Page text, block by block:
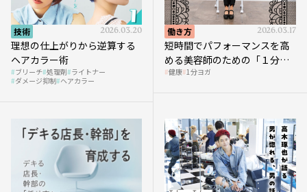
技術 2026.03.20
理想の仕上がりから逆算する
ヘアカラー術
ブリーチ 処理剤 ライトナー
ダメージ抑制 ヘアカラー
働き方 2026.03.17
短時間でパフォーマンスを高
める美容師のための「１分ヨ
ガ」講座｜実践編
健康 1分ヨガ